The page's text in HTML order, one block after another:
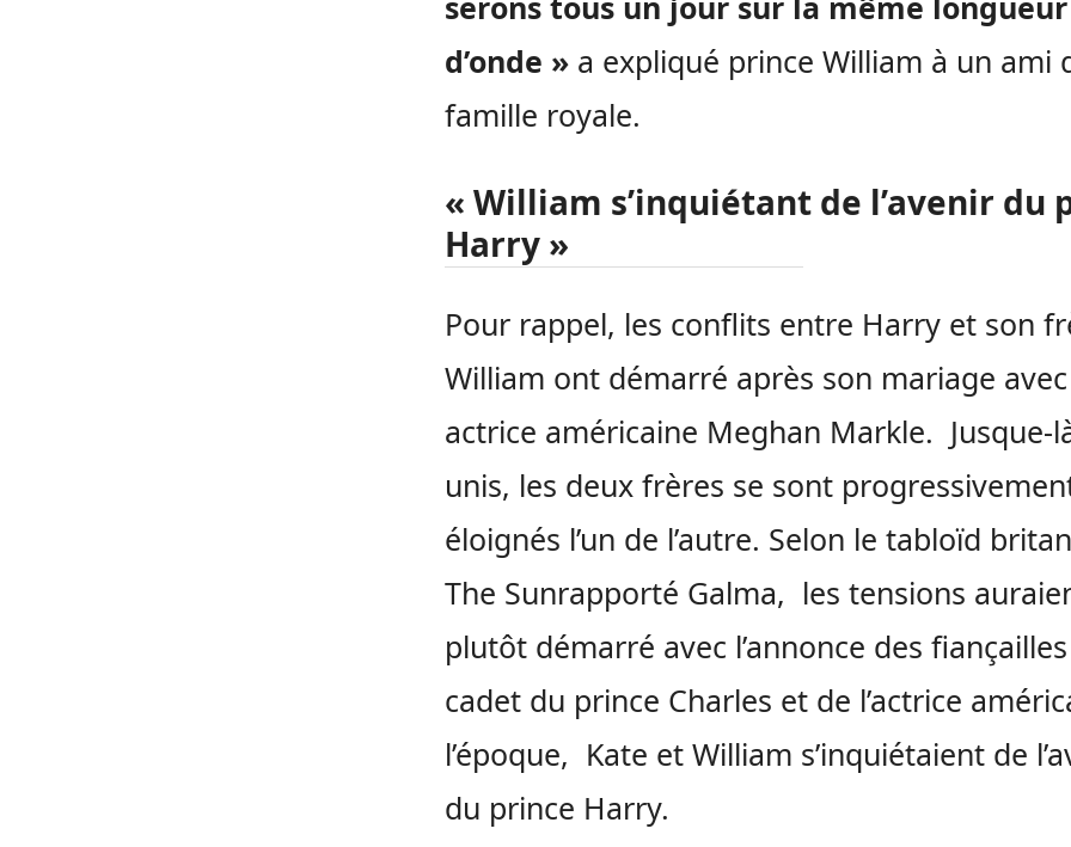
d’onde » a expliqué prince William à un ami
famille royale.
« William s’inquiétant de l’avenir du
Harry »
Pour rappel, les conflits entre Harry et son
William ont démarré après son mariage avec
actrice américaine Meghan Markle. Jusque-
unis, les deux frères se sont
éloignés l’un de l’autre. Selon le tabloïd
The Sunrapporté Galma, les tensions
plutôt démarré avec l’annonce des
cadet du prince Charles et de l’actrice
l’époque, Kate et William s’inquiétaient de
du prince Harry.